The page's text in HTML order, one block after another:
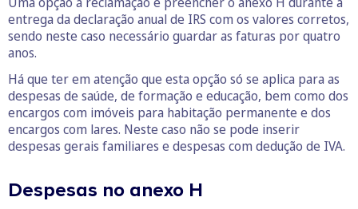
entrega da declaração anual de IRS com os valores corretos,
sendo neste caso necessário guardar as faturas por quatro
anos.
Há que ter em atenção que esta opção só se aplica para as
despesas de saúde, de formação e educação, bem como dos
encargos com imóveis para habitação permanente e dos
encargos com lares. Neste caso não se pode inserir
despesas gerais familiares e despesas com dedução de IVA.
Despesas no anexo H